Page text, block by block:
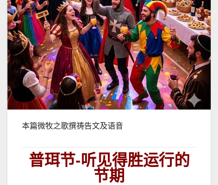
本篇微牧之歌撰祷告文及语音
普珥节-听见得胜运行的
节期